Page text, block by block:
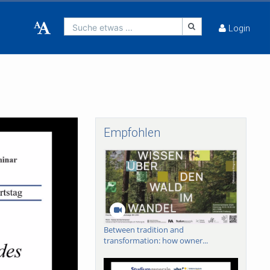
Suche etwas ... Login
Empfohlen
Between tradition and
transformation: how owner...